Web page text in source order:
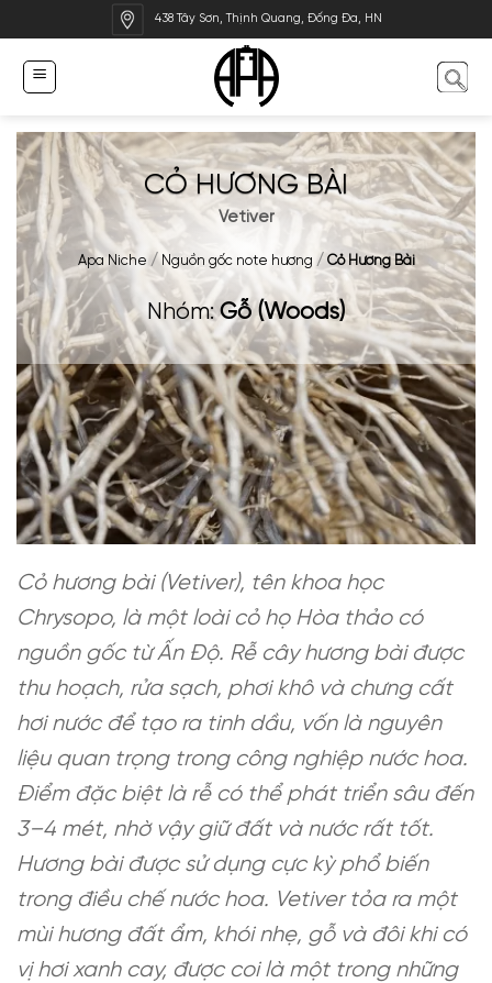
qua
dung
438 Tây Sơn, Thịnh Quang, Đống Đa, HN
CỎ HƯƠNG BÀI
Vetiver
Apa Niche / Nguồn gốc note hương / Cỏ Hương Bài
Nhóm:Gỗ (Woods)
Cỏ hương bài (Vetiver), tên khoa học
Chrysopo, là một loài cỏ họ Hòa thảo có
nguồn gốc từ Ấn Độ. Rễ cây hương bài được
thu hoạch, rửa sạch, phơi khô và chưng cất
hơi nước để tạo ra tinh dầu, vốn là nguyên
liệu quan trọng trong công nghiệp nước hoa.
Điểm đặc biệt là rễ có thể phát triển sâu đến
3–4 mét, nhờ vậy giữ đất và nước rất tốt.
Hương bài được sử dụng cực kỳ phổ biến
trong điều chế nước hoa. Vetiver tỏa ra một
mùi hương đất ẩm, khói nhẹ, gỗ và đôi khi có
vị hơi xanh cay, được coi là một trong những